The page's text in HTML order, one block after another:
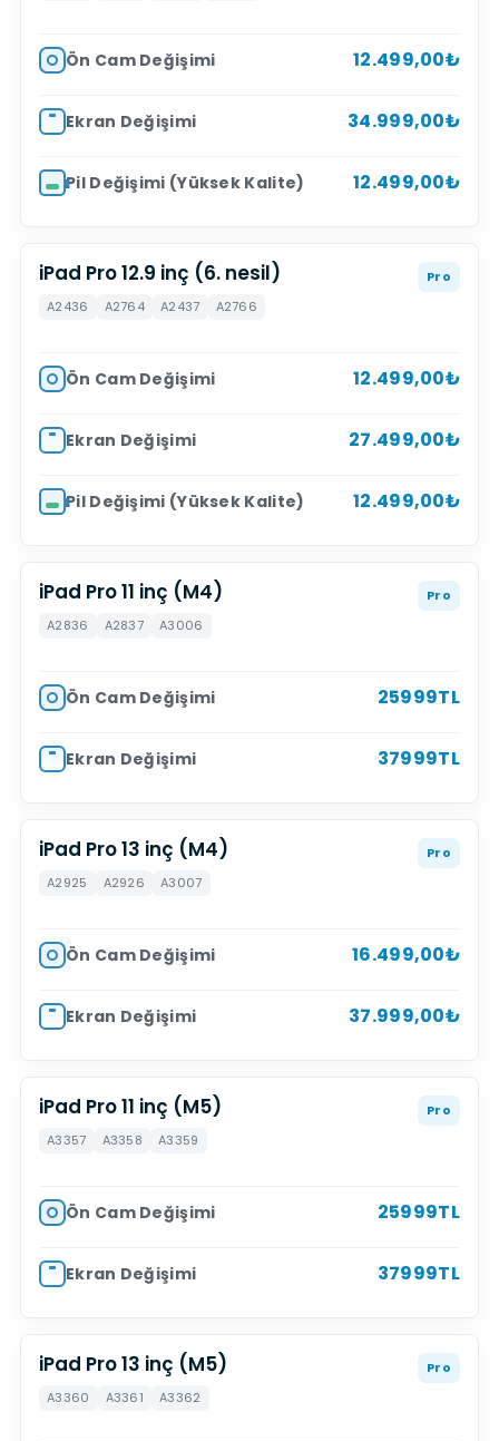
Ön Cam Değişimi 12.499,00₺
Ekran Değişimi 34.999,00₺
Pil Değişimi (Yüksek Kalite) 12.499,00₺
iPad Pro 12.9 inç (6. nesil)
A2436 A2764 A2437 A2766
Pro
Ön Cam Değişimi 12.499,00₺
Ekran Değişimi 27.499,00₺
Pil Değişimi (Yüksek Kalite) 12.499,00₺
iPad Pro 11 inç (M4)
A2836 A2837 A3006
Pro
Ön Cam Değişimi 25999TL
Ekran Değişimi 37999TL
iPad Pro 13 inç (M4)
A2925 A2926 A3007
Pro
Ön Cam Değişimi 16.499,00₺
Ekran Değişimi 37.999,00₺
iPad Pro 11 inç (M5)
A3357 A3358 A3359
Pro
Ön Cam Değişimi 25999TL
Ekran Değişimi 37999TL
iPad Pro 13 inç (M5)
A3360 A3361 A3362
Pro